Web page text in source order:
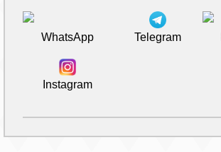
WhatsApp Telegram
Instagram